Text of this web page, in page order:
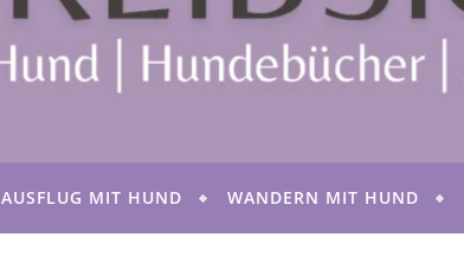
AUSFLUG MIT HUND WANDERN MIT HUND